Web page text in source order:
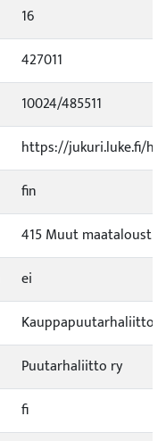
16
427011
10024/485511
https://jukuri.luke.fi/
fin
415 Muut
ei
Kauppapuutarhaliitto
Puutarhaliitto ry
fi